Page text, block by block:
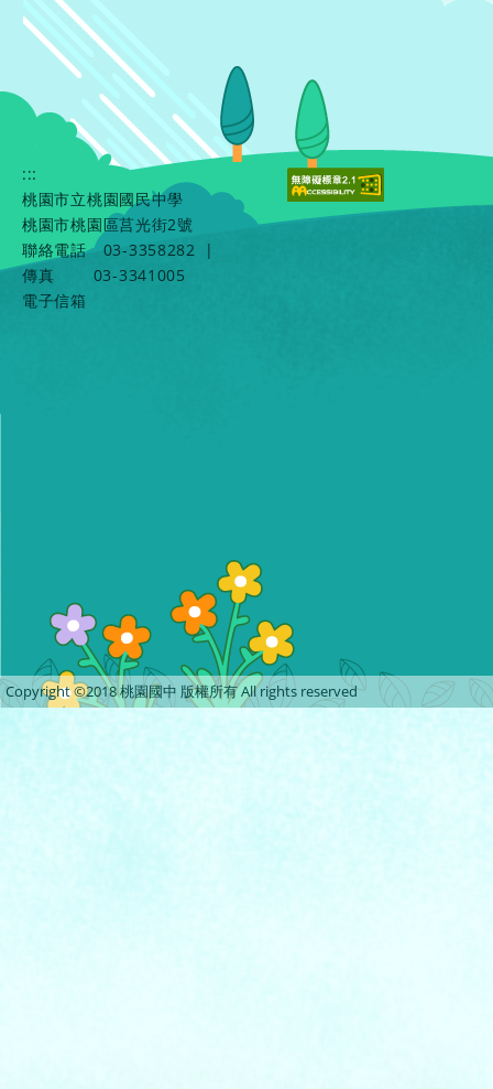
:::
桃園市立桃園國民中學
桃園市桃園區莒光街2號
聯絡電話
03-3358282
|
傳真
03-3341005
電子信箱
Copyright ©2018 桃園國中 版權所有 All rights reserved